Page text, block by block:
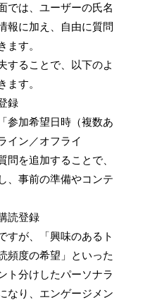
では、ユーザーの氏名
報に加え、自由に質問
ます。
することで、以下のよ
ます。
録
参加希望日時（複数あ
イン／オフライ
問を追加することで、
、事前の準備やコンテ
読登録
すが、「興味のあるト
頻度の希望」といった
ト分けしたパーソナラ
なり、エンゲージメン